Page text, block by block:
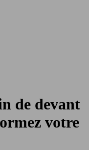
de devant
votre